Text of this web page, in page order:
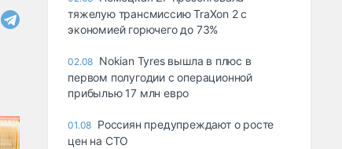
тяжелую трансмиссию TraXon 2 с
экономией горючего до 73%
02.08 Nokian Tyres вышла в плюс в
первом полугодии с операционной
прибылью 17 млн евро
01.08 Россиян предупреждают о росте
цен на СТО